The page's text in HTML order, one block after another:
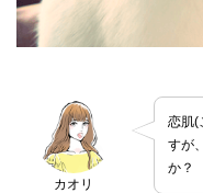
カオリ
恋肌(
すが
か？